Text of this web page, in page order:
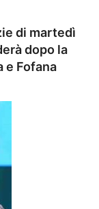
di martedì
dopo la
e Fofana